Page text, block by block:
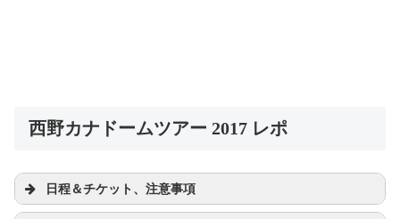
西野カナドームツアー 2017 レポ
日程＆チケット、注意事項